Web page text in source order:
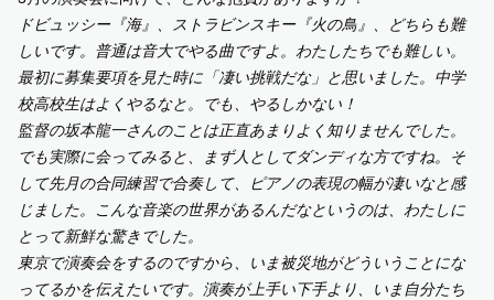
ドビュッシー『海』、ストラビンスキー『火の鳥』、どちらも難
しいです。普通は音大でやる曲ですよ。わたしたちでも難しい。
最初に募集要項を見た時に「凄い挑戦だな」と思いました。中学
校高校生はよくやるなと。でも、やるしかない！
監督の坂本龍一さんのことは正直あまりよく知りませんでした。
でも実際に会ってみると、まず人としてダンディな方ですね。そ
して先月の合同練習で合奏して、ピアノの表現の幅が凄いなと感
じました。こんな音楽の世界があるんだなというのは、わたしに
とって新鮮な驚きでした。
東京で演奏会をするのですから、いま被災地がどういうことにな
ってるかを伝えたいです。演奏が上手い下手より、いま自分たち